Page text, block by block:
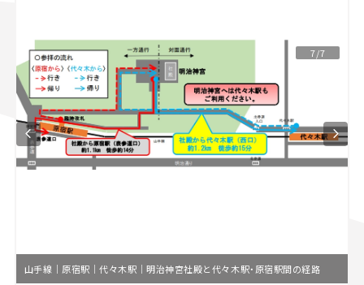
7/7
山手線｜原宿駅｜代々木駅｜明治神宮社殿と代々木駅・原宿駅間の経路